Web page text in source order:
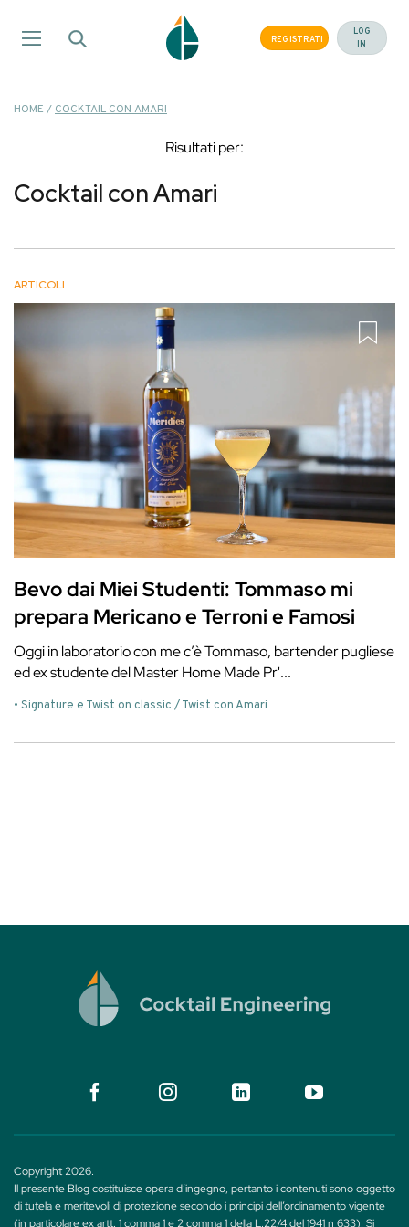
REGISTRATI
LOG
IN
HOME / COCKTAIL CON AMARI
Risultati per:
Cocktail con Amari
ARTICOLI
Bevo dai Miei Studenti: Tommaso mi
prepara Mericano e Terroni e Famosi
Oggi in laboratorio con me c’è Tommaso, bartender pugliese
ed ex studente del Master Home Made Pr'...
• Signature e Twist on classic / Twist con Amari
Copyright 2026.
Il presente Blog costituisce opera d’ingegno, pertanto i contenuti sono oggetto
di tutela e meritevoli di protezione secondo i principi dell’ordinamento vigente
(in particolare ex artt. 1 comma 1 e 2 comma 1 della L.22/4 del 1941 n 633). Si